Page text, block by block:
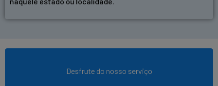
Desfrute do nosso serviço